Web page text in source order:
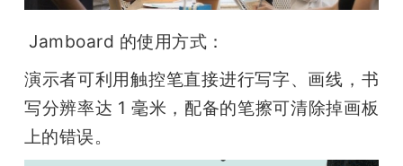
Jamboard 的使用方式：
演示者可利用触控笔直接进行写字、画线，书
写分辨率达 1 毫米，配备的笔擦可清除掉画板
上的错误。